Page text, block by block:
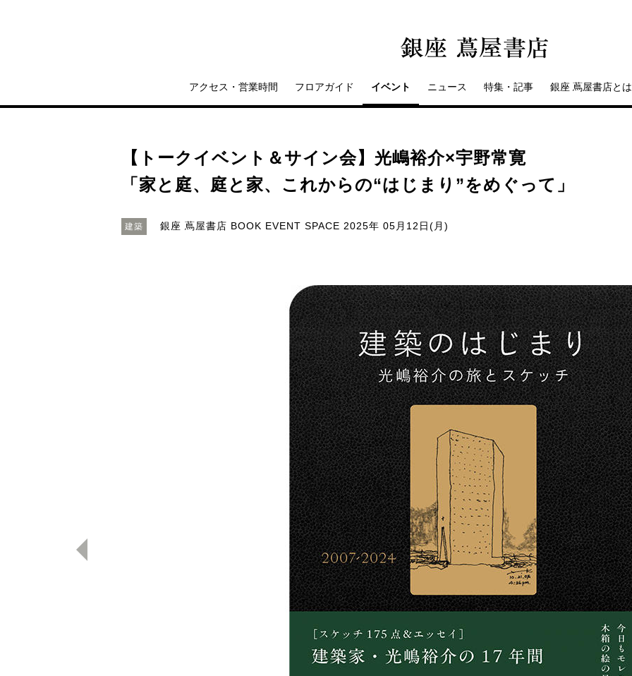
アクセス・営業時間 フロアガイド イベント ニュース 特集・記事 銀座 蔦屋書店とは
【トークイベント＆サイン会】光嶋裕介×宇野常寛
「家と庭、庭と家、これからの“はじまり”をめぐって」
建築 銀座 蔦屋書店 BOOK EVENT SPACE 2025年 05月12日(月)